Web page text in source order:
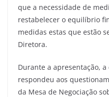
que a necessidade de
restabelecer o equilíbrio
medidas estas que estão
Diretora.
Durante a apresentação,
respondeu aos
da Mesa de Negociação